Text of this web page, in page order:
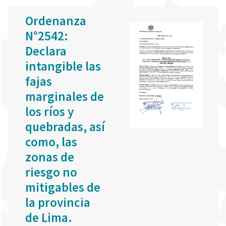
Ordenanza
N°2542:
Declara
intangible las
fajas
marginales de
los ríos y
quebradas, así
como, las
zonas de
riesgo no
mitigables de
la provincia
de Lima.